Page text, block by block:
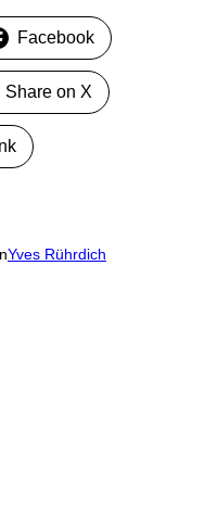
Facebook
Share on X
Yves Rührdich